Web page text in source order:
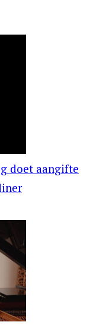
doet aangifte